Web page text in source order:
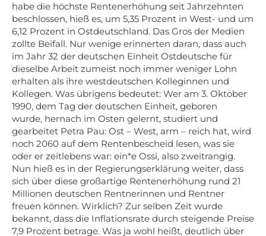
habe die höchste Rentenerhöhung seit Jahrzehnten
beschlossen, hieß es, um 5,35 Prozent in West- und um
6,12 Prozent in Ostdeutschland. Das Gros der Medien
zollte Beifall. Nur wenige erinnerten daran, dass auch
im Jahr 32 der deutschen Einheit Ostdeutsche für
dieselbe Arbeit zumeist noch immer weniger Lohn
erhalten als ihre westdeutschen Kolleginnen und
Kollegen. Was übrigens bedeutet: Wer am 3. Oktober
1990, dem Tag der deutschen Einheit, geboren
wurde, hernach im Osten gelernt, studiert und
gearbeitet Petra Pau: Ost – West, arm – reich hat, wird
noch 2060 auf dem Rentenbescheid lesen, was sie
oder er zeitlebens war: ein*e Ossi, also zweitrangig.
Nun hieß es in der Regierungserklärung weiter, dass
sich über diese großartige Rentenerhöhung rund 21
Millionen deutschen Rentnerinnen und Rentner
freuen können. Wirklich? Zur selben Zeit wurde
bekannt, dass die Inflationsrate durch steigende Preise
7,9 Prozent betrage. Was ja wohl heißt, deutlich über